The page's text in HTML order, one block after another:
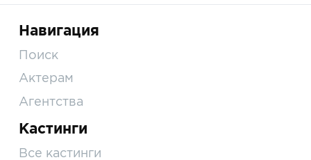
Навигация
Поиск
Актерам
Агентства
Кастинги
Все кастинги